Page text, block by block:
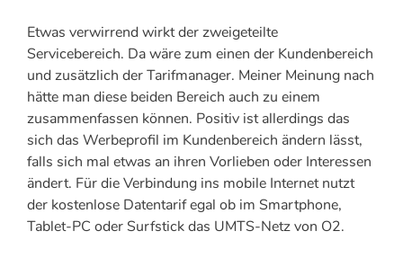
Etwas verwirrend wirkt der zweigeteilte
Servicebereich. Da wäre zum einen der Kundenbereich
und zusätzlich der Tarifmanager. Meiner Meinung nach
hätte man diese beiden Bereich auch zu einem
zusammenfassen können. Positiv ist allerdings das
sich das Werbeprofil im Kundenbereich ändern lässt,
falls sich mal etwas an ihren Vorlieben oder Interessen
ändert. Für die Verbindung ins mobile Internet nutzt
der kostenlose Datentarif egal ob im Smartphone,
Tablet-PC oder Surfstick das UMTS-Netz von O2.